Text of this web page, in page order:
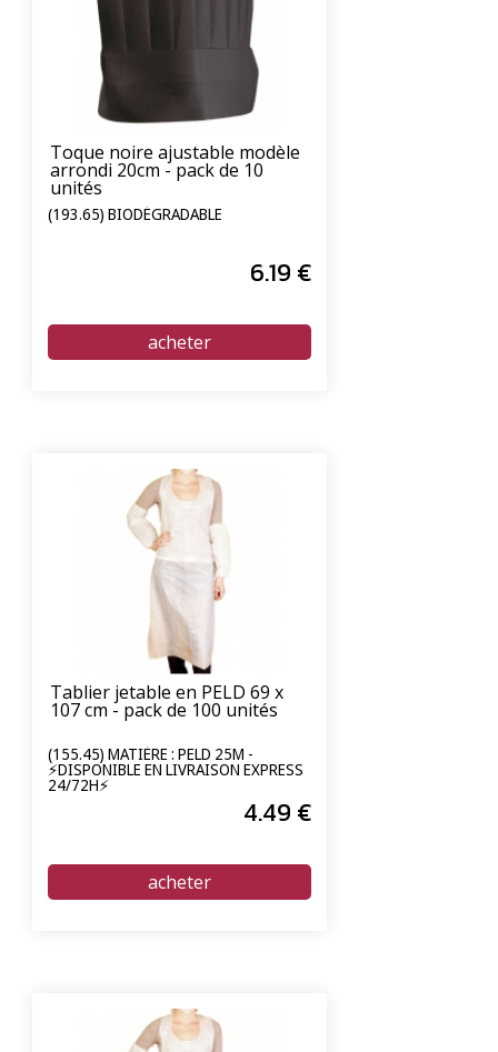
Toque noire ajustable modèle
arrondi 20cm - pack de 10
unités
(193.65) BIODÉGRADABLE
6.19 €
Tablier jetable en PELD 69 x
107 cm - pack de 100 unités
(155.45) MATIÈRE : PELD 25Μ -
⚡DISPONIBLE EN LIVRAISON EXPRESS
24/72H⚡
4.49 €